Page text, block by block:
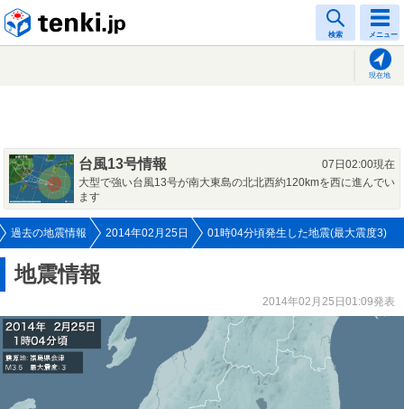
検索 メニュー
現在地
台風13号情報
07日02:00現在
大型で強い台風13号が南大東島の北北西約120kmを西に進んでい
ます
過去の地震情報 2014年02月25日 01時04分頃発生した地震(最大震度3)
地震情報
2014年02月25日01:09発表